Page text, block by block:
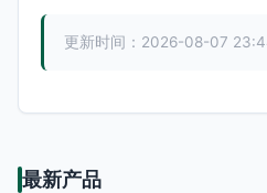
更新时间：2026-08-07
最新产品